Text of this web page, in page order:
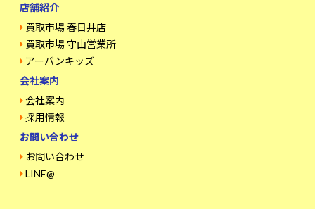
店舗紹介
買取市場 春日井店
買取市場 守山営業所
アーバンキッズ
会社案内
会社案内
採用情報
お問い合わせ
お問い合わせ
LINE@